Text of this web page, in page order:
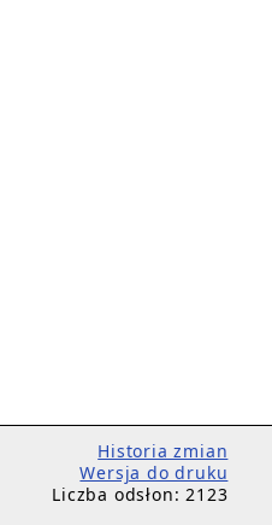
Historia zmian
Wersja do druku
Liczba odsłon: 2123